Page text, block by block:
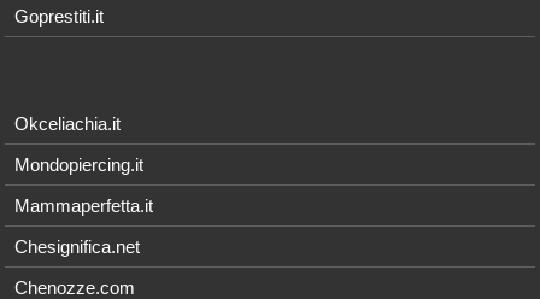
Goprestiti.it
Okceliachia.it
Mondopiercing.it
Mammaperfetta.it
Chesignifica.net
Chenozze.com